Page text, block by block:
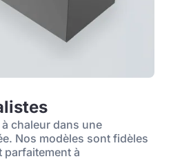
chaleur dans une
Nos modèles sont fidèles
parfaitement à